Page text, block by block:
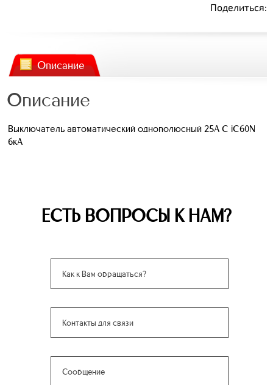
Поделиться:
Описание
Описание
Выключатель автоматический однополюсный 25А С iC60N
6кА
ЕСТЬ ВОПРОСЫ К НАМ?